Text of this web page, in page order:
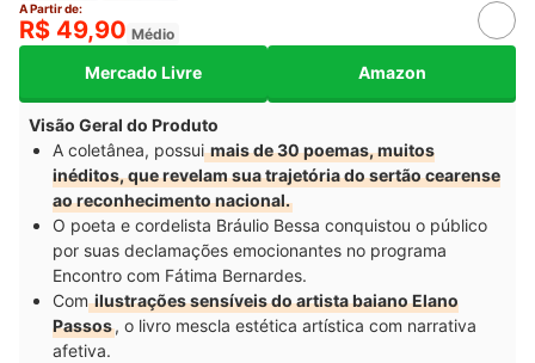
A Partir de:
R$ 49,90 Médio
Mercado Livre Amazon
Visão Geral do Produto
A coletânea, possuimais de 30 poemas, muitos
inéditos, que revelam sua trajetória do sertão cearense
ao reconhecimento nacional.
O poeta e cordelista Bráulio Bessa conquistou o público
por suas declamações emocionantes no programa
Encontro com Fátima Bernardes.
Comilustrações sensíveis do artista baiano Elano
Passos, o livro mescla estética artística com narrativa
afetiva.